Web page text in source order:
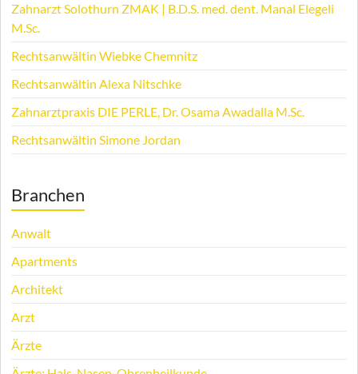
Zahnarzt Solothurn ZMAK | B.D.S. med. dent. Manal Elegeli
M.Sc.
Rechtsanwältin Wiebke Chemnitz
Rechtsanwältin Alexa Nitschke
Zahnarztpraxis DIE PERLE, Dr. Osama Awadalla M.Sc.
Rechtsanwältin Simone Jordan
Branchen
Anwalt
Apartments
Architekt
Arzt
Ärzte